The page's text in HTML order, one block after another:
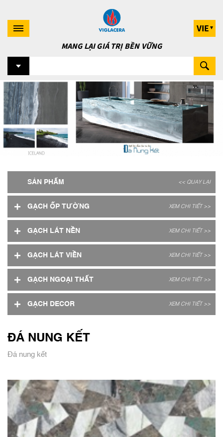
MANG LẠI GIÁ TRỊ BỀN VỮNG
VIE
SẢN PHẨM << QUAY LẠI
+ GẠCH ỐP TƯỜNG XEM CHI TIẾT >>
+ GẠCH LÁT NỀN XEM CHI TIẾT >>
+ GẠCH LÁT VIỀN XEM CHI TIẾT >>
+ GẠCH NGOẠI THẤT XEM CHI TIẾT >>
+ GẠCH DECOR XEM CHI TIẾT >>
ĐÁ NUNG KẾT
Đá nung kết